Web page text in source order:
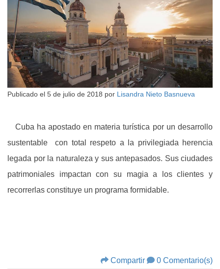
Publicado el 5 de julio de 2018 por Lisandra Nieto Basnueva
Cuba ha apostado en materia turística por un desarrollo
sustentable con total respeto a la privilegiada herencia
legada por la naturaleza y sus antepasados. Sus ciudades
patrimoniales impactan con su magia a los clientes y
recorrerlas constituye un programa formidable.
Compartir 0 Comentario(s)